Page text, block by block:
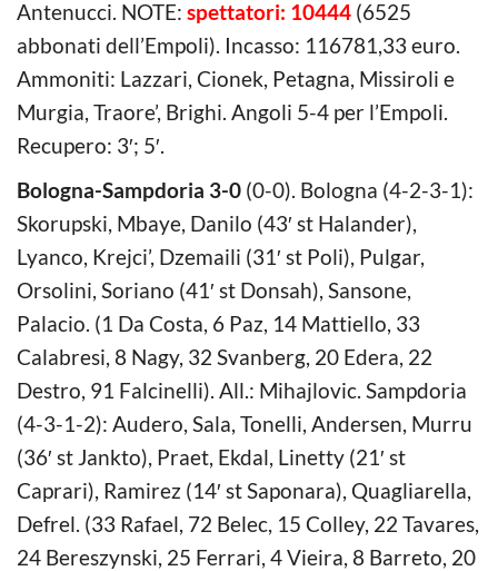
Antenucci. NOTE: spettatori: 10444 (6525
abbonati dell’Empoli). Incasso: 116781,33 euro.
Ammoniti: Lazzari, Cionek, Petagna, Missiroli e
Murgia, Traore’, Brighi. Angoli 5-4 per l’Empoli.
Recupero: 3′; 5′.
Bologna-Sampdoria 3-0 (0-0). Bologna (4-2-3-1):
Skorupski, Mbaye, Danilo (43′ st Halander),
Lyanco, Krejci’, Dzemaili (31′ st Poli), Pulgar,
Orsolini, Soriano (41′ st Donsah), Sansone,
Palacio. (1 Da Costa, 6 Paz, 14 Mattiello, 33
Calabresi, 8 Nagy, 32 Svanberg, 20 Edera, 22
Destro, 91 Falcinelli). All.: Mihajlovic. Sampdoria
(4-3-1-2): Audero, Sala, Tonelli, Andersen, Murru
(36′ st Jankto), Praet, Ekdal, Linetty (21′ st
Caprari), Ramirez (14′ st Saponara), Quagliarella,
Defrel. (33 Rafael, 72 Belec, 15 Colley, 22 Tavares,
24 Bereszynski, 25 Ferrari, 4 Vieira, 8 Barreto, 20